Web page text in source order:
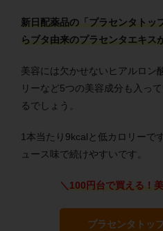
新日配薬品の「プラセンタトッ
らブタ由来のプラセンタエキス
美容には欠かせないヒアルロン
リーなど5つの美容成分も入っ
るでしょう。
1本当たり9kcalと低カロリーで
ュース味で続けやすいです。
＼ 100円台で買える！
プラセンタトッ